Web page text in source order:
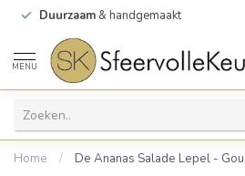
Duurzaam & handgemaakt
MENU
Home / De Ananas Salade Lepel -